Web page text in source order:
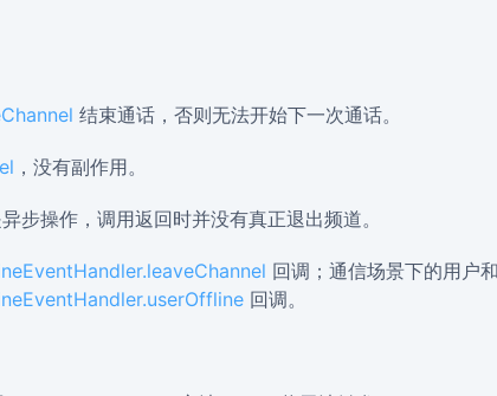
结束通话，否则无法开始下一次通话。
，没有副作用。
步操作，调用返回时并没有真正退出频道。
回调；通信场景下的用户
回调。